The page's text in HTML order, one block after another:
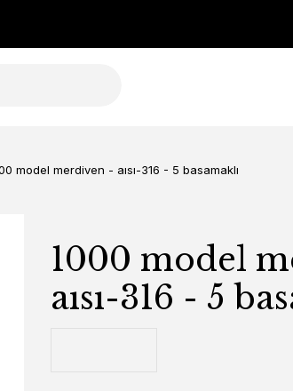
model merdiven - aısı-316 - 5 basamaklı
1000 model
aısı-316 - 5